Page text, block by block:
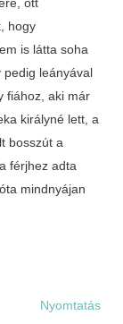
Nyomtatás